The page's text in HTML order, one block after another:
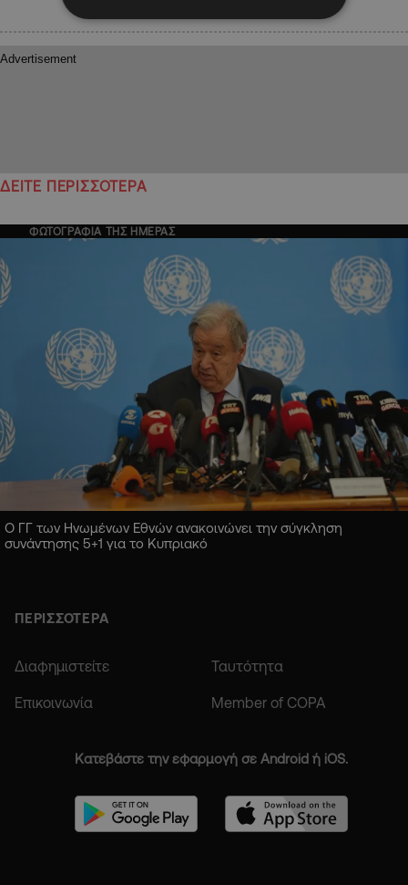
ΔΕΙΤΕ ΠΕΡΙΣΣΟΤΕΡΑ
ΦΩΤΟΓΡΑΦΙΑ ΤΗΣ ΗΜΕΡΑΣ
Ο ΓΓ των Ηνωμένων Εθνών ανακοινώνει την σύγκληση
συνάντησης 5+1 για το Κυπριακό
ΠΕΡΙΣΣΟΤΕΡΑ
Διαφημιστείτε Ταυτότητα
Επικοινωνία Member of COPA
Κατεβάστε την εφαρμογή σε Android ή iOS.